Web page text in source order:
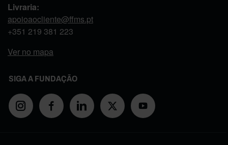
Livraria:
apoioaocliente@ffms.pt
+351 219 381 223
Ver no mapa
SIGA A FUNDAÇÃO